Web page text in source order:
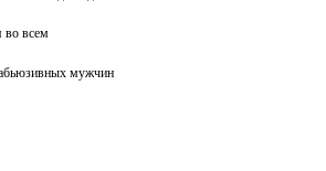
во всем
мужчин